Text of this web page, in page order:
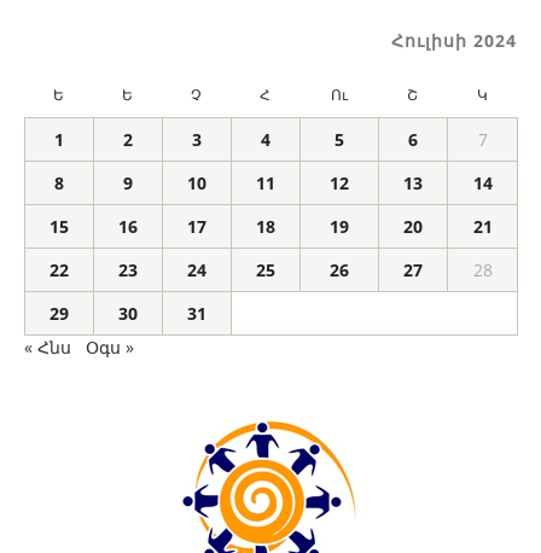
Հուլիսի 2024
Ե Ե Չ Հ Ու Շ Կ
1 2 3 4 5 6
7
8
9 10 11 12 13
14
15
16 17 18 19 20
21
22
23 24 25 26 27
28
29
30
31
« Հնս
Օգս »